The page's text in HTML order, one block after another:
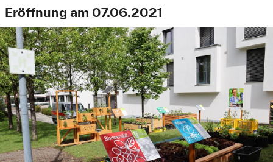
Eröffnung am 07.06.2021